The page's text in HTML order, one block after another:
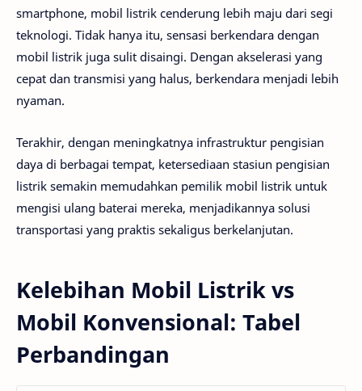
smartphone, mobil listrik cenderung lebih maju dari segi
teknologi. Tidak hanya itu, sensasi berkendara dengan
mobil listrik juga sulit disaingi. Dengan akselerasi yang
cepat dan transmisi yang halus, berkendara menjadi lebih
nyaman.
Terakhir, dengan meningkatnya infrastruktur pengisian
daya di berbagai tempat, ketersediaan stasiun pengisian
listrik semakin memudahkan pemilik mobil listrik untuk
mengisi ulang baterai mereka, menjadikannya solusi
transportasi yang praktis sekaligus berkelanjutan.
Kelebihan Mobil Listrik vs
Mobil Konvensional: Tabel
Perbandingan